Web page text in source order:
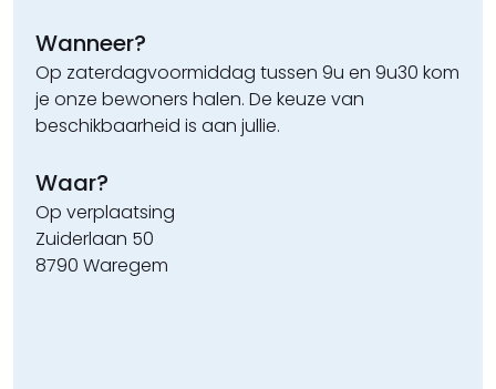
Wanneer?
Op zaterdagvoormiddag tussen 9u en 9u30 kom
je onze bewoners halen. De keuze van
beschikbaarheid is aan jullie.
Waar?
Op verplaatsing
Zuiderlaan 50
8790 Waregem